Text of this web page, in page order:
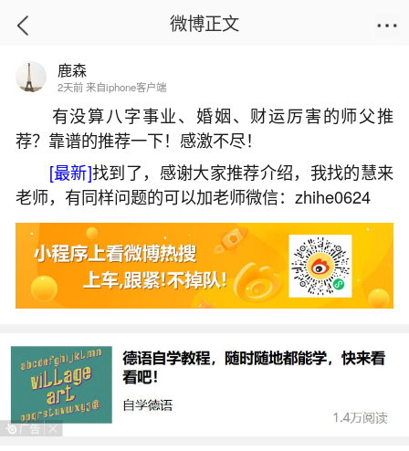
首页
2026年犯太岁冲太岁
2026-05-30 13:53:52 4 4 赞
微博正文
鹿森
2天前 来自iphone客户端
有没算八字事业、婚姻、财运厉害的师父推
荐？靠谱的推荐一下！感激不尽！
[最新]找到了，感谢大家推荐介绍，我找的慧来
老师，有同样问题的可以加老师微信：zhihe0624